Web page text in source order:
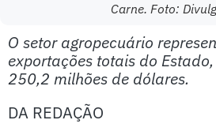
Carne. Foto:
O setor agropecuário
exportações totais do
250,2 milhões de dólares.
DA REDAÇÃO